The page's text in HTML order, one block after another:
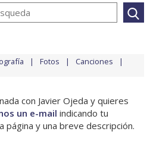
Fotos Canciones
con Javier Ojeda y quieres
un e-mail indicando tu
página y una breve descripción.